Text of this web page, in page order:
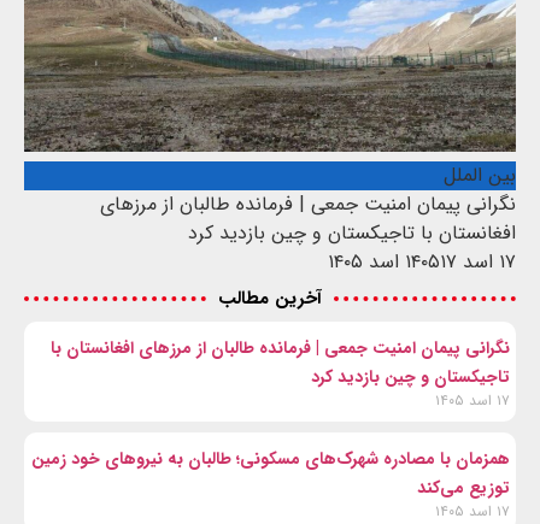
بین الملل
نگرانی پیمان امنیت جمعی | فرمانده طالبان از مرزهای
افغانستان با تاجیکستان و چین بازدید کرد
۱۷ اسد ۱۴۰۵
۱۷ اسد ۱۴۰۵
آخرین مطالب
نگرانی پیمان امنیت جمعی | فرمانده طالبان از مرزهای افغانستان با
تاجیکستان و چین بازدید کرد
۱۷ اسد ۱۴۰۵
همزمان با مصادره شهرک‌های مسکونی؛ طالبان به نیروهای خود زمین
توزیع می‌کند
۱۷ اسد ۱۴۰۵